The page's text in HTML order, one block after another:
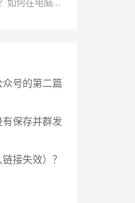
搜索公众号文章？
号的第二篇
保存并群发
接失效）？